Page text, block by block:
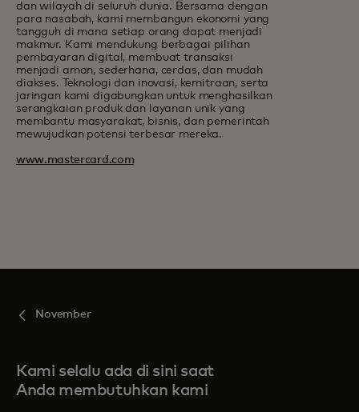
dan wilayah di seluruh dunia. Bersama dengan
para nasabah, kami membangun ekonomi yang
tangguh di mana setiap orang dapat menjadi
makmur. Kami mendukung berbagai pilihan
pembayaran digital, membuat transaksi
menjadi aman, sederhana, cerdas, dan mudah
diakses. Teknologi dan inovasi, kemitraan, serta
jaringan kami digabungkan untuk menghasilkan
serangkaian produk dan layanan unik yang
membantu masyarakat, bisnis, dan pemerintah
mewujudkan potensi terbesar mereka.
www.mastercard.com
November
Kami selalu ada di sini saat
Anda membutuhkan kami